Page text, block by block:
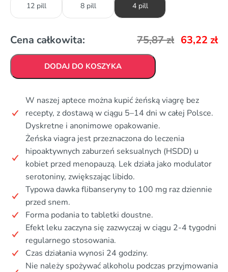
12 pill 8 pill 4 pill
Cena całkowita: 75,87zł 63,22 zł
DODAJ DO KOSZYKA
W naszej aptece można kupić żeńską viagrę bez
recepty, z dostawą w ciągu 5–14 dni w całej Polsce.
Dyskretne i anonimowe opakowanie.
Żeńska viagra jest przeznaczona do leczenia
hipoaktywnych zaburzeń seksualnych (HSDD) u
kobiet przed menopauzą. Lek działa jako modulator
serotoniny, zwiększając libido.
Typowa dawka flibanseryny to 100 mg raz dziennie
przed snem.
Forma podania to tabletki doustne.
Efekt leku zaczyna się zazwyczaj w ciągu 2-4 tygodni
regularnego stosowania.
Czas działania wynosi 24 godziny.
Nie należy spożywać alkoholu podczas przyjmowania